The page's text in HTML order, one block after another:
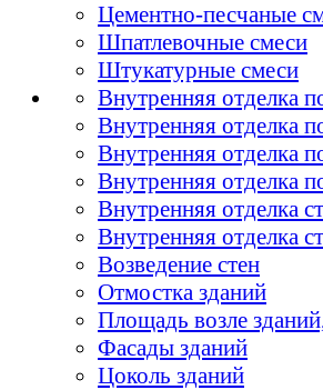
Цементно-песчаные
Шпатлевочные смеси
Штукатурные смеси
Внутренняя отделка
Внутренняя отделка
Внутренняя отделка
Внутренняя отделка
Внутренняя отделка
Внутренняя отделка
Возведение стен
Отмостка зданий
Площадь возле
Фасады зданий
Цоколь зданий